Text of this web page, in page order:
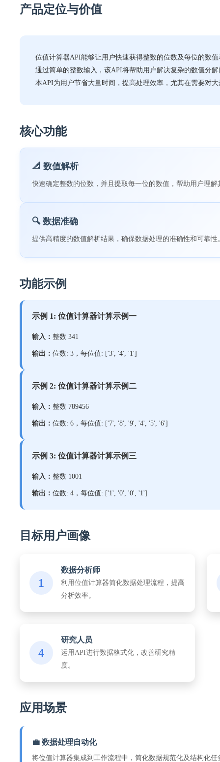
产品定位与价值
位值计算器API能够让用户快速获得整数的位数及每位的数
通过简单的整数输入，该API将帮助用户解决复杂的数值分
本API为用户节省大量时间，提高处理效率，尤其在需要对
核心功能
📐 数值解析
快速确定整数的位数，并且提取每一位的数值，帮助用户理解
🔍 数据准确
提供高精度的数值解析结果，确保数据处理的准确性和可靠性
功能示例
示例 1: 位值计算器计算示例一
输入： 整数 341
输出： 位数: 3，每位值: ['3', '4', '1']
示例 2: 位值计算器计算示例二
输入： 整数 789456
输出： 位数: 6，每位值: ['7', '8', '9', '4', '5', '6']
示例 3: 位值计算器计算示例三
输入： 整数 1001
输出： 位数: 4，每位值: ['1', '0', '0', '1']
目标用户画像
1
数据分析师
利用位值计算器简化数据处理流程，提高
分析效率。
4
研究人员
运用API进行数据格式化，改善研究精
度。
应用场景
💼 数据处理自动化
将位值计算器集成到工作流程中，简化数据规范化及结构化任